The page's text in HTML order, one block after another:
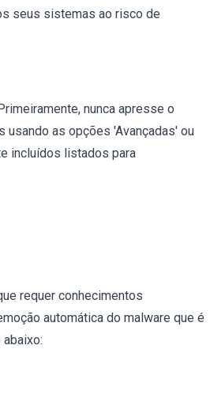
seus sistemas ao risco de
nunca apresse o
as opções 'Avançadas' ou
incluídos listados para
requer conhecimentos
automática do malware que é